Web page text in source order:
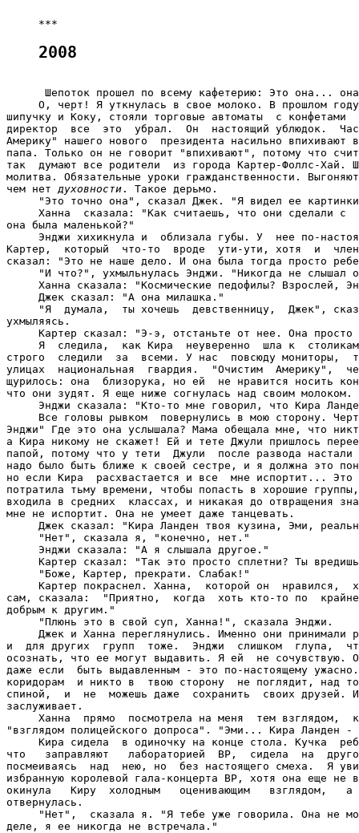
2008
Шепоток прошел по всему кафетерию: Это она...
О, черт! Я уткнулась в свое молоко. В прошлом
шипучку и Коку, стояли торговые автоматы  с
директор  все  это  убрал.  Он  настоящий ублюдок.
Америку" нашего нового  президента насильно впихивают
папа. Только он не говорит "впихивают", потому что
так  думают все родители  из города Картер-Фоллс-Хай.
молитва. Обязательные уроки гражданственности.
чем нет духовности . Такое дерьмо.
"Это точно она", сказал Джек. "Я видел ее
Ханна  сказала: "Как считаешь, что они сделали с
она была маленькой?"
Энджи хихикнула и  облизала губы. У  нее по-
Картер,  который  что-то  вроде  ути-ути, хотя  и  член
сказал: "Это не наше дело. И она была тогда просто
"И что?", ухмыльнулась Энджи. "Никогда не слышал
Ханна сказала: "Космические педофилы? Взрослей,
     Джек сказал: "А она милашка."
"Я  думала,  ты хочешь  девственницу,  Джек",
ухмыляясь.
Картер сказал: "Э-э, отстаньте от нее. Она просто
Я  следила,  как Кира  неуверенно  шла к
строго  следили  за  всеми. У нас  повсюду мониторы,
улицах  национальная  гвардия.  "Очистим  Америку",
щурилось: она  близорука, но ей  не нравится носить
что они зудят. Я еще ниже согнулась над своим молоком.
Энджи сказала: "Кто-то мне говорил, что Кира
Все головы рывком  повернулись в мою сторону.
Энджи" Где это она услышала? Мама обещала мне, что
а Кира никому не скажет! Ей и тете Джули пришлось
папой, потому что у тети  Джули  после развода
надо было быть ближе к своей сестре, и я должна это
но если Кира  расхвастается и все  мне испортит...
потратила тьму времени, чтобы попасть в хорошие
входила в средних  классах, и никакая до отвращения
мне не испортит. Она не умеет даже танцевать.
Джек сказал: "Кира Ланден твоя кузина, Эми,
     "Нет", сказала я, "конечно, нет."
     Энджи сказала: "А я слышала другое."
Картер сказал: "Так это просто сплетни? Ты
     "Боже, Картер, прекрати. Слабак!"
Картер покраснел. Ханна,  которой он  нравился,
сам, сказала:  "Приятно,  когда  хоть кто-то по
добрым к другим."
     "Плюнь это в свой суп, Ханна!", сказала Энджи.
Джек и Ханна переглянулись. Именно они принимали
и  для других  групп  тоже.  Энджи  слишком  глупа,
осознать, что ее могут выдавить. Я ей  не сочувствую.
даже если  быть выдавленным - это по-настоящему
коридорам  и никто в  твою сторону  не поглядит, над
спиной,  и  не  можешь даже  сохранить  своих друзей.
заслуживает.
Ханна  прямо  посмотрела на меня  тем взглядом,
"взглядом полицейского допроса". "Эми... Кира Ланден -
Кира сидела  в одиночку на конце стола. Кучка
что   заправляют   лабораторией  ВР,  сидела  на
посмеиваясь  над  нею, но  без настоящего смеха.  Я
избранную королевой гала-концерта ВР, хотя она еще не
окинула   Киру  холодным   оценивающим   взглядом,   а
отвернулась.
"Нет",  сказала я. "Я тебе уже говорила. Она не
деле, я ее никогда не встречала."